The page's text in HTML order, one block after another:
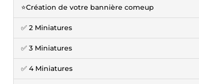
⭐Création de votre bannière comeup
✅ 2 Miniatures
✅ 3 Miniatures
✅ 4 Miniatures